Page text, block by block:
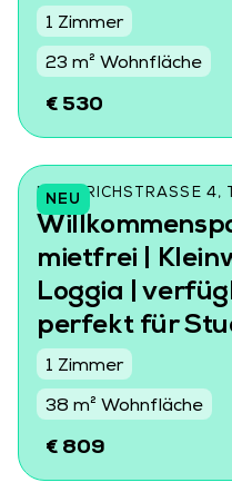
1 Zimmer
23 m² Wohnfläche
€ 530
NEU
FRIEDRICHSTRASSE 4,
mietfrei |
Loggia |
perfekt für
1 Zimmer
38 m² Wohnfläche
€ 809